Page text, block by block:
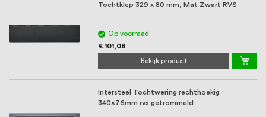
Tochtklep 329 x 80 mm, Mat Zwart RVS
Op voorraad
€ 101,08
Bekijk product
Intersteel Tochtwering rechthoekig
340x76mm rvs getrommeld